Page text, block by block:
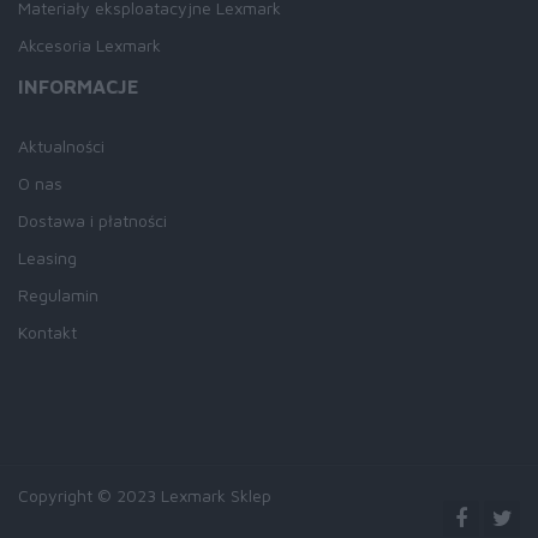
Materiały eksploatacyjne Lexmark
Akcesoria Lexmark
INFORMACJE
Aktualności
O nas
Dostawa i płatności
Leasing
Regulamin
Kontakt
Copyright © 2023 Lexmark Sklep